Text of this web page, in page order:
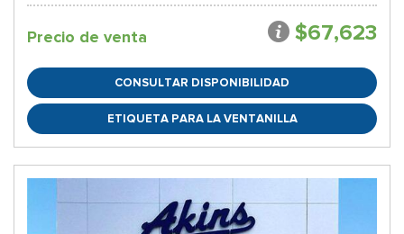
Precio de venta $67,623
CONSULTAR DISPONIBILIDAD
ETIQUETA PARA LA VENTANILLA